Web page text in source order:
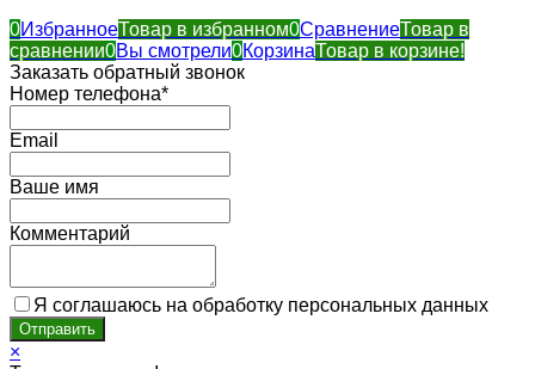
0ИзбранноеТовар в избранном0СравнениеТовар в
сравнении0Вы смотрели0КорзинаТовар в корзине!
Заказать обратный звонок
Номер телефона*
Email
Ваше имя
Комментарий
Я соглашаюсь на обработку персональных данных
×